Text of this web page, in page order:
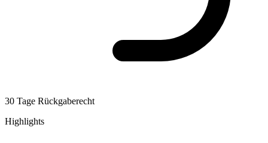
30 Tage Rückgaberecht
Highlights